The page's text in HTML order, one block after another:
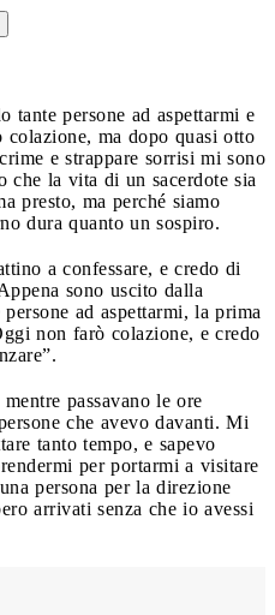
tante persone ad aspettarmi e
ma dopo quasi otto
e strappare sorrisi mi sono
che la vita di un sacerdote sia
presto, ma perché siamo
dura quanto un sospiro.
a confessare, e credo di
sono uscito dalla
ad aspettarmi, la prima
non farò colazione, e credo
passavano le ore
che avevo davanti. Mi
tanto tempo, e sapevo
per portarmi a visitare
persona per la direzione
arrivati senza che io avessi